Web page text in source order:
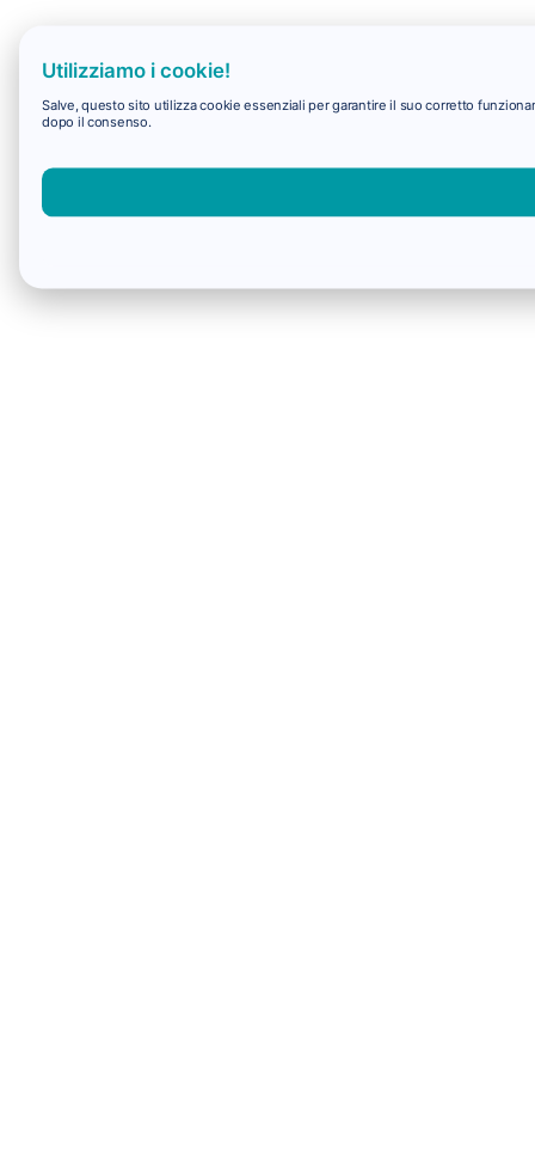
Utilizziamo i cookie!
Salve, questo sito utilizza cookie essenziali per garantire il suo corretto
dopo il consenso.